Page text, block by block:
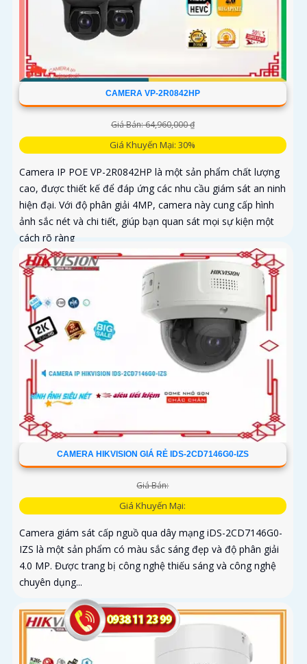
CAMERA VP-2R0842HP
Giá Bán: 64,960,000 ₫
Giá Khuyến Mại: 30%
Camera IP POE VP-2R0842HP là một sản phẩm chất lượng
cao, được thiết kế để đáp ứng các nhu cầu giám sát an ninh
hiện đại. Với độ phân giải 4MP, camera này cung cấp hình
ảnh sắc nét và chi tiết, giúp bạn quan sát mọi sự kiện một
cách rõ ràng
CAMERA HIKVISION GIÁ RẺ IDS-2CD7146G0-IZS
Giá Bán:
Giá Khuyến Mại:
Camera giám sát cấp nguồ qua dây mạng iDS-2CD7146G0-
IZS là một sản phẩm có màu sắc sáng đẹp và độ phân giải
4.0 MP. Được trang bị công nghệ thiếu sáng và công nghệ
chuyên dụng...